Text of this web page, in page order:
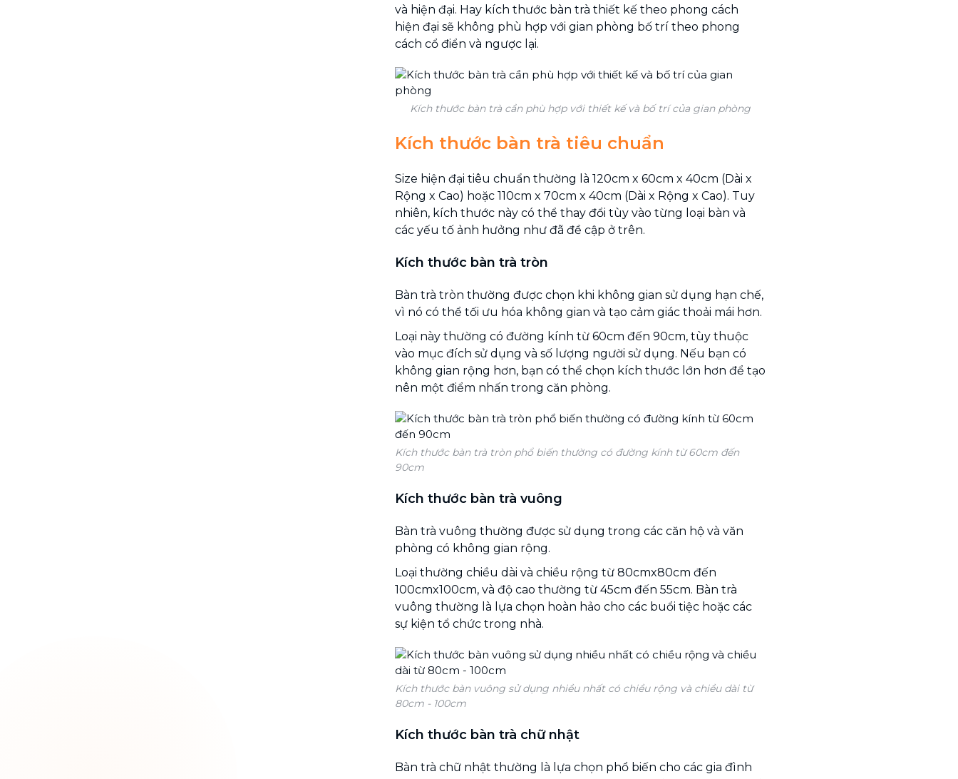
và hiện đại. Hay kích thước bàn trà thiết kế theo phong cách
hiện đại sẽ không phù hợp với gian phòng bố trí theo phong
cách cổ điển và ngược lại.
Kích thước bàn trà cần phù hợp với thiết kế và bố trí của gian phòng
Kích thước bàn trà tiêu chuẩn
Size hiện đại tiêu chuẩn thường là 120cm x 60cm x 40cm (Dài x
Rộng x Cao) hoặc 110cm x 70cm x 40cm (Dài x Rộng x Cao). Tuy
nhiên, kích thước này có thể thay đổi tùy vào từng loại bàn và
các yếu tố ảnh hưởng như đã đề cập ở trên.
Kích thước bàn trà tròn
Bàn trà tròn thường được chọn khi không gian sử dụng hạn chế,
vì nó có thể tối ưu hóa không gian và tạo cảm giác thoải mái hơn.
Loại này thường có đường kính từ 60cm đến 90cm, tùy thuộc
vào mục đích sử dụng và số lượng người sử dụng. Nếu bạn có
không gian rộng hơn, bạn có thể chọn kích thước lớn hơn để tạo
nên một điểm nhấn trong căn phòng.
Kích thước bàn trà tròn phổ biến thường có đường kính từ 60cm đến
90cm
Kích thước bàn trà vuông
Bàn trà vuông thường được sử dụng trong các căn hộ và văn
phòng có không gian rộng.
Loại thường chiều dài và chiều rộng từ 80cmx80cm đến
100cmx100cm, và độ cao thường từ 45cm đến 55cm. Bàn trà
vuông thường là lựa chọn hoàn hảo cho các buổi tiệc hoặc các
sự kiện tổ chức trong nhà.
Kích thước bàn vuông sử dụng nhiều nhất có chiều rộng và chiều dài từ
80cm - 100cm
Kích thước bàn trà chữ nhật
Bàn trà chữ nhật thường là lựa chọn phổ biến cho các gia đình